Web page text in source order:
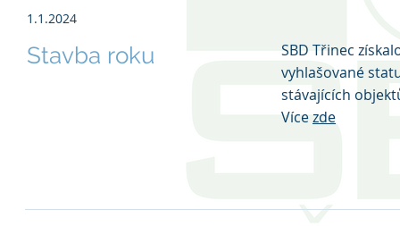
1.1.2024
Stavba roku
SBD Třinec
vyhlašované
stávajících
Vícezde